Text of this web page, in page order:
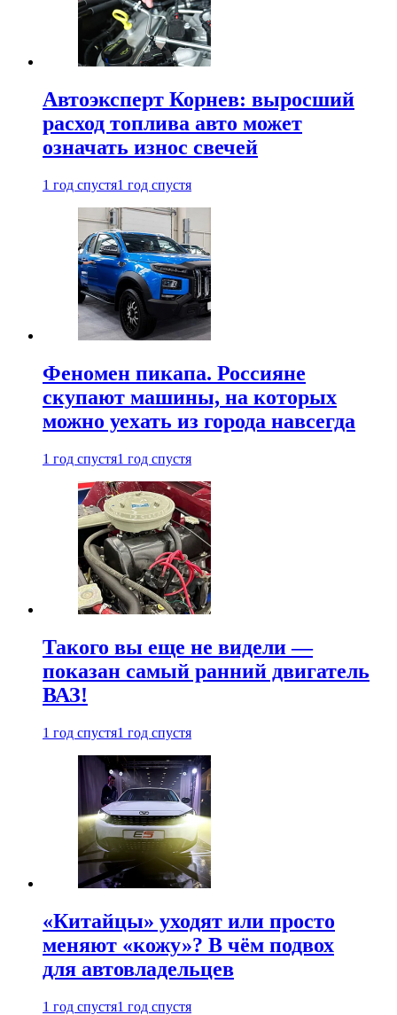
Автоэксперт Корнев: выросший
расход топлива авто может
означать износ свечей
1 год спустя1 год спустя
Феномен пикапа. Россияне
скупают машины, на которых
можно уехать из города навсегда
1 год спустя1 год спустя
Такого вы еще не видели —
показан самый ранний двигатель
ВАЗ!
1 год спустя1 год спустя
«Китайцы» уходят или просто
меняют «кожу»? В чём подвох
для автовладельцев
1 год спустя1 год спустя